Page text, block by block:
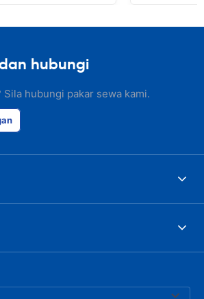
hubungi
Sila hubungi pakar sewa kami.